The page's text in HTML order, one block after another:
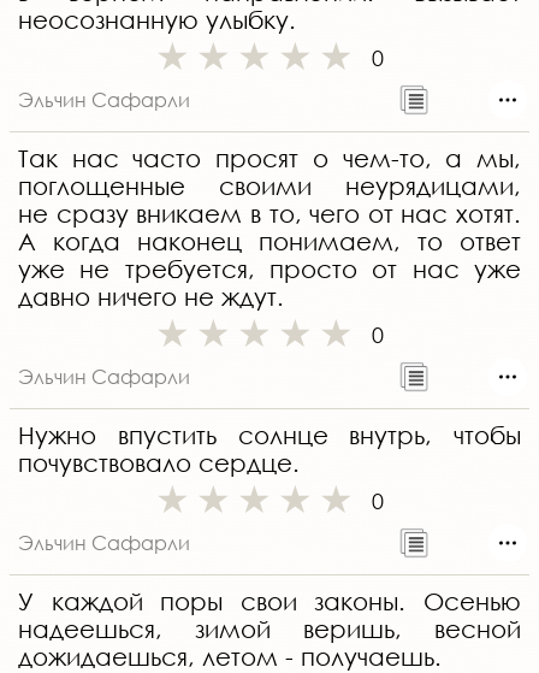
неосознанную улыбку.
0
Эльчин Сафарли
Так нас часто просят о чем-то, а мы,
поглощенные своими неурядицами,
не сразу вникаем в то, чего от нас хотят.
А когда наконец понимаем, то ответ
уже не требуется, просто от нас уже
давно ничего не ждут.
0
Эльчин Сафарли
Нужно впустить солнце внутрь, чтобы
почувствовало сердце.
0
Эльчин Сафарли
У каждой поры свои законы. Осенью
надеешься, зимой веришь, весной
дожидаешься, летом - получаешь.